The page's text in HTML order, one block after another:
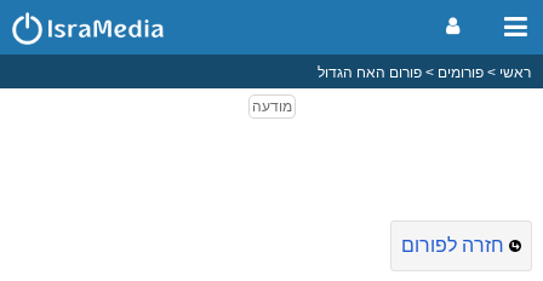
ראשי פורומים פורום האח הגדול
חזרה לפורום